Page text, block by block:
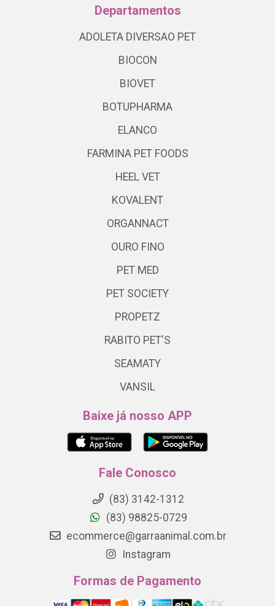
Departamentos
ADOLETA DIVERSAO PET
BIOCON
BIOVET
BOTUPHARMA
ELANCO
FARMINA PET FOODS
HEEL VET
KOVALENT
ORGANNACT
OURO FINO
PET MED
PET SOCIETY
PROPETZ
RABITO PET'S
SEAMATY
VANSIL
Baixe já nosso APP
Fale Conosco
(83) 3142-1312
(83) 98825-0729
ecommerce@garraanimal.com.br
Instagram
Formas de Pagamento